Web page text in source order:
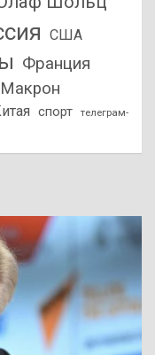
США
Франция
спорт
телеграм-